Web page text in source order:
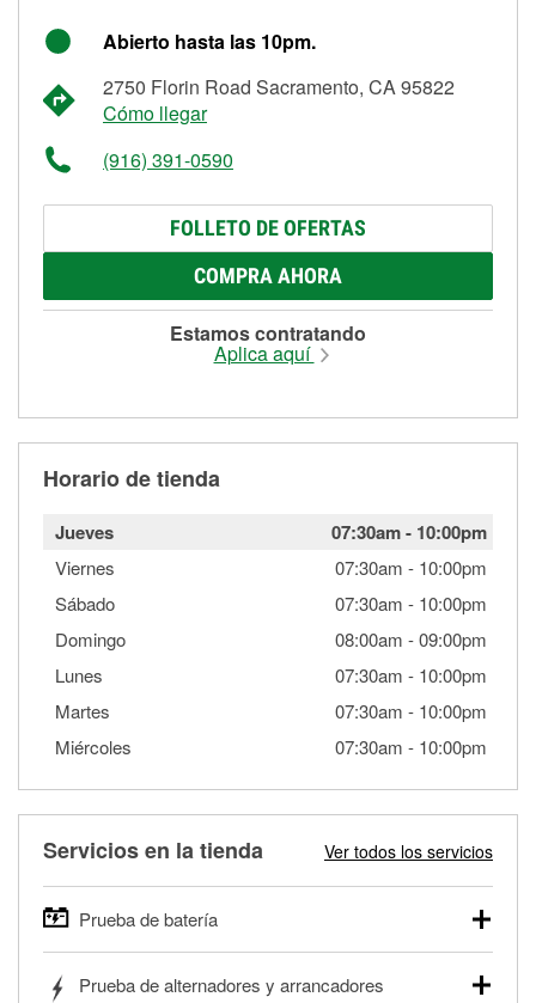
Abierto hasta las 10pm.
2750 Florin Road Sacramento, CA 95822
Cómo llegar
(916) 391-0590
FOLLETO DE OFERTAS
COMPRA AHORA
Estamos contratando
Aplica aquí
Horario de tienda
Jueves 07:30am- 10:00pm
Viernes 07:30am - 10:00pm
Sábado
07:30am - 10:00pm
Domingo
08:00am -09:00pm
Lunes
07:30am - 10:00pm
Martes
07:30am - 10:00pm
Miércoles
07:30am - 10:00pm
Servicios en la tienda Ver todos los servicios
Prueba de batería
autos, camionetas, SUVs, vehículos comerciales y
Prueba de alternadores y arrancadores